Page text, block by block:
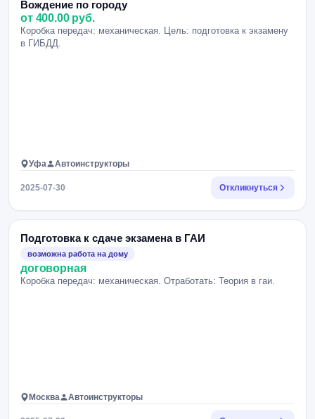
Вождение по городу
от 400.00 руб.
Коробка передач: механическая. Цель: подготовка к экзамену
в ГИБДД.
Уфа Автоинструкторы
2025-07-30 Откликнуться
Подготовка к сдаче экзамена в ГАИ
возможна работа на дому
договорная
Коробка передач: механическая. Отработать: Теория в гаи.
Москва Автоинструкторы